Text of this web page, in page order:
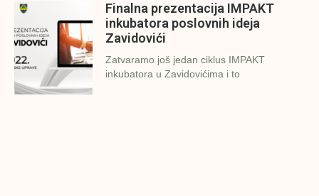
Finalna prezentacija IMPAKT
inkubatora poslovnih ideja
Zavidovići
Zatvaramo još jedan ciklus IMPAKT
inkubatora u Zavidovićima i to